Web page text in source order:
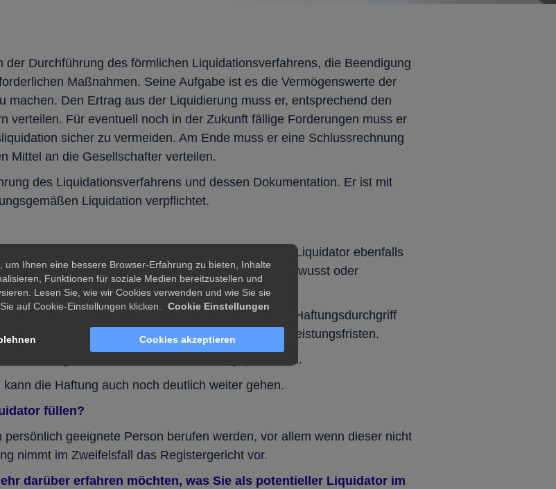
Durchführung des förmlichen Liquidationsverfahrens, die Beendigung
Maßnahmen. Seine Aufgabe ist es die Vermögenswerte der
machen. Den Ertrag aus der Liquidierung muss er, entsprechend den
verteilen. Für eventuell noch in der Zukunft fällige Forderungen muss er
sicher zu vermeiden. Am Ende muss er eine Schlussrechnung
Mittel an die Gesellschafter verteilen.
des Liquidationsverfahrens und dessen Dokumentation. Er ist mit
Liquidation verpflichtet.
und Pflichten eines Geschäftsführers. So ist der Liquidator ebenfalls
Insolvenz anzumelden. Insolvenzvergehen, bewusst oder
bis hin zum Haftungsdurchgriff, nach sich ziehen.
innerhalb des Liquidationszeitraumes kann es zum Haftungsdurchgriff
Typische Fälle dafür sind der Umgang mit Gewährleistungsfristen.
Vergehen auch nicht unbeabsichtigt passieren.
die Haftung auch noch deutlich weiter gehen.
füllen?
geeignete Person berufen werden, vor allem wenn dieser nicht
nimmt im Zweifelsfall das Registergericht vor.
darüber erfahren möchten, was Sie als potentieller Liquidator im
um Ihnen eine bessere Browser-Erfahrung zu bieten, Inhalte
Funktionen für soziale Medien bereitzustellen und
Lesen Sie, wie wir Cookies verwenden und wie Sie sie
auf Cookie-Einstellungen klicken.
Cookie Einstellungen
Cookies akzeptieren